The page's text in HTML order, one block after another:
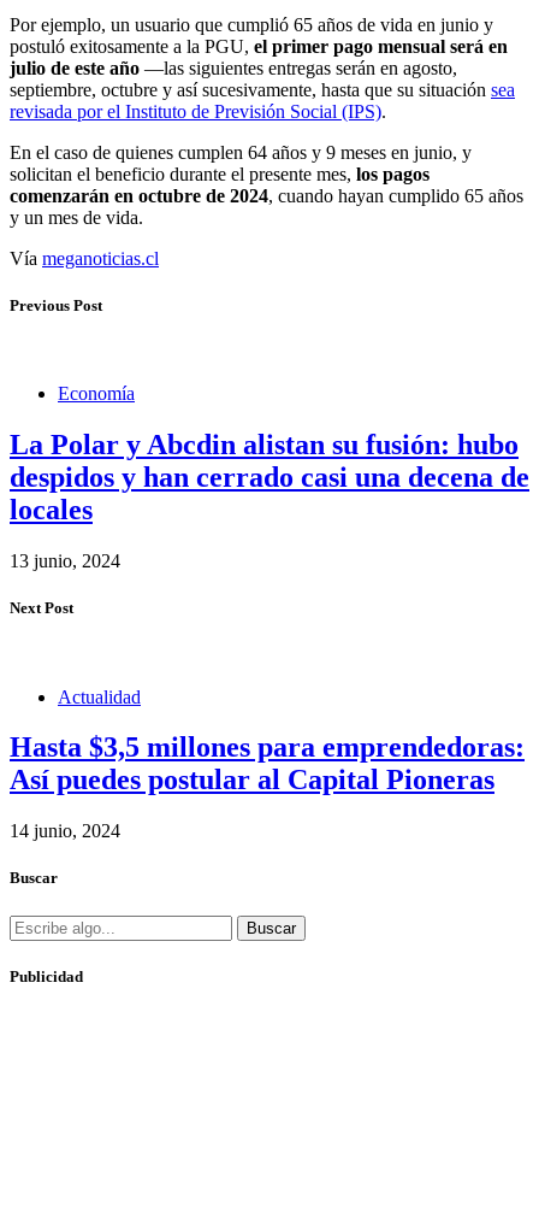
Por ejemplo, un usuario que cumplió 65 años de vida en junio y
postuló exitosamente a la PGU, el primer pago mensual será en
julio de este año —las siguientes entregas serán en agosto,
septiembre, octubre y así sucesivamente, hasta que su situación sea
revisada por el Instituto de Previsión Social (IPS).
En el caso de quienes cumplen 64 años y 9 meses en junio, y
solicitan el beneficio durante el presente mes, los pagos
comenzarán en octubre de 2024, cuando hayan cumplido 65 años
y un mes de vida.
Vía meganoticias.cl
Previous Post
Economía
La Polar y Abcdin alistan su fusión: hubo
despidos y han cerrado casi una decena de
locales
13 junio, 2024
Next Post
Actualidad
Hasta $3,5 millones para emprendedoras:
Así puedes postular al Capital Pioneras
14 junio, 2024
Buscar
Buscar
Publicidad